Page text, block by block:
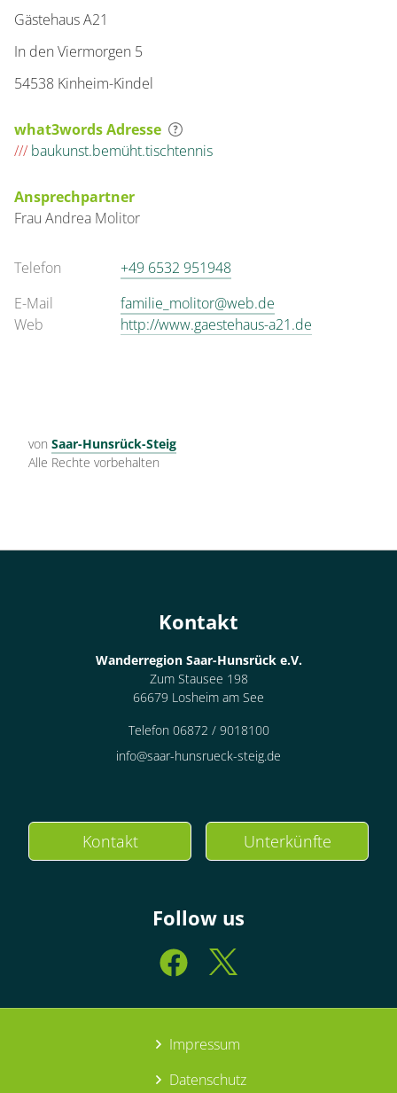
Gästehaus A21
In den Viermorgen 5
54538 Kinheim-Kindel
what3words Adresse
/// baukunst.bemüht.tischtennis
Ansprechpartner
Frau Andrea Molitor
Telefon
+49 6532 951948
E-Mail
familie_molitor@web.de
Web
http://www.gaestehaus-a21.de
von Saar-Hunsrück-Steig
Alle Rechte vorbehalten
Kontakt
Wanderregion Saar-Hunsrück e.V.
Zum Stausee 198
66679 Losheim am See
Telefon 06872 / 9018100
info@saar-hunsrueck-steig.de
Kontakt Unterkünfte
Follow us
Impressum
Datenschutz